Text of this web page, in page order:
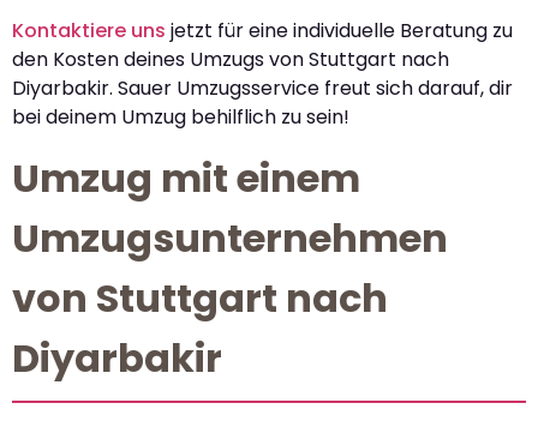
Kontaktiere uns jetzt für eine individuelle Beratung zu
den Kosten deines Umzugs von Stuttgart nach
Diyarbakir. Sauer Umzugsservice freut sich darauf, dir
bei deinem Umzug behilflich zu sein!
Umzug mit einem
Umzugsunternehmen
von Stuttgart nach
Diyarbakir